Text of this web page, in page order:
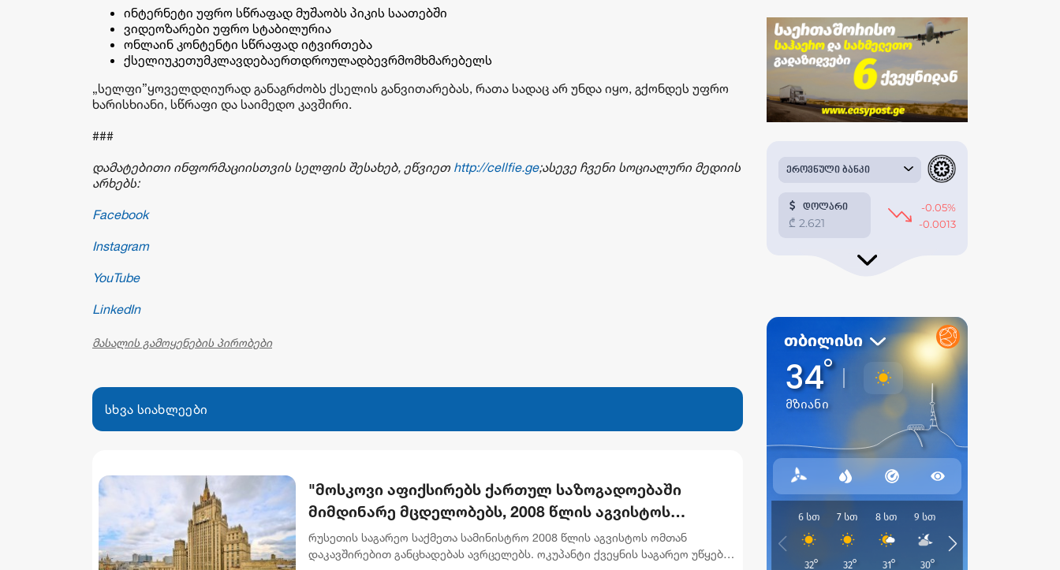
ინტერნეტი უფრო სწრაფად მუშაობს პიკის საათებში
ვიდეოზარები უფრო სტაბილურია
ონლაინ კონტენტი სწრაფად იტვირთება
ქსელიუკეთუმკლავდებაერთდროულადბევრმომხმარებელს
„სელფი”ყოველდღიურად განაგრძობს ქსელის განვითარებას, რათა სადაც არ უნდა იყო, გქონდეს უფრო
ხარისხიანი, სწრაფი და საიმედო კავშირი.
###
დამატებითი ინფორმაციისთვის სელფის შესახებ, ეწვიეთ http://cellfie.ge;ასევე ჩვენი სოციალური მედიის
არხებს:
Facebook
Instagram
YouTube
LinkedIn
მასალის გამოყენების პირობები
სხვა სიახლეები
"მოსკოვი აფიქსირებს ქართულ საზოგადოებაში
მიმდინარე მცდელობებს, 2008 წლის აგვისტოს
მოვლენების გადაფასებაზე. საქართველოს
ხელმძღვანელობის განცხადებებს შერიგების
რუსეთის საგარეო საქმეთა სამინისტრო 2008 წლის აგვისტოს ომთან
დაკავშირებით განცხადებას ავრცელებს. ოკუპანტი ქვეყნის საგარეო უწყების